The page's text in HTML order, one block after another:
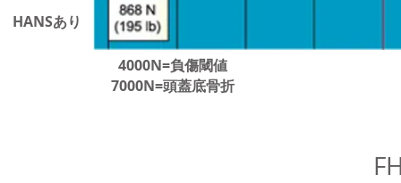
HANSあり
4000N=負傷閾値
7000N=頭蓋底骨折